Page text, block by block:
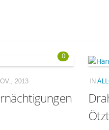
0
2013 IN